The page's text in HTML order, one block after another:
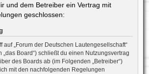
und dem Betreiber ein Vertrag mit
geschlossen:
auf „Forum der Deutschen Lautengesellschaft“
„das Board“) schließt du einen Nutzungsvertrag
des Boards ab (im Folgenden „Betreiber“)
mit den nachfolgenden Regelungen